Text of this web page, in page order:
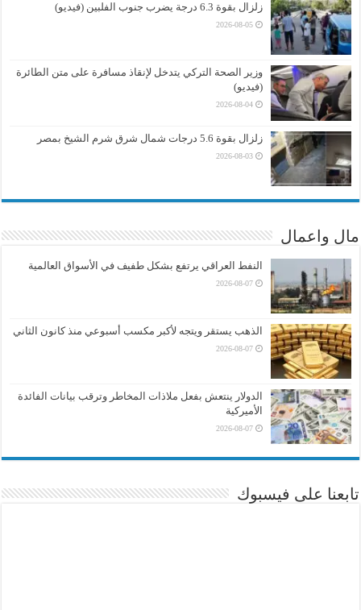
زلزال بقوة 6.3 درجة يضرب جنوب الفلبين (فيديو)
2026-08-05
وزير الصحة التركي يتدخل لإنقاذ مسافرة على متن الطائرة
(فيديو)
2026-08-04
زلزال بقوة 5.6 درجات شمال شرق شرم الشيخ بمصر
2026-08-03
مال واعمال
النفط العراقي يرتفع بشكل طفيف في الأسواق العالمية
2026-08-07
الذهب يستقر ويتجه لأكبر مكسب أسبوعي منذ كانون الثاني
2026-08-07
الدولار ينتعش بفعل ملاذات المخاطر وترقب بيانات الفائدة
الأميركية
2026-08-07
تابعنا على فيسبوك